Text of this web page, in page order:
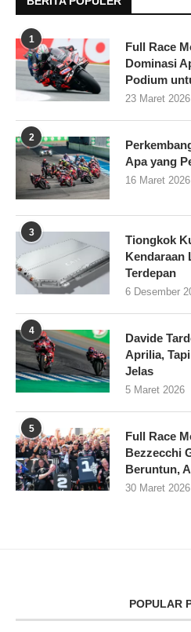
1
Full Race
Dominasi
Podium
23 Maret 2026
2
Apa yang
16 Maret 2026
3
Tiongkok
Kendaraan
Terdepan
6 Desember
4
Davide
Aprilia,
Jelas
5 Maret 2026
5
Full Race
Bezzecchi
Beruntun,
30 Maret 2026
POPULAR